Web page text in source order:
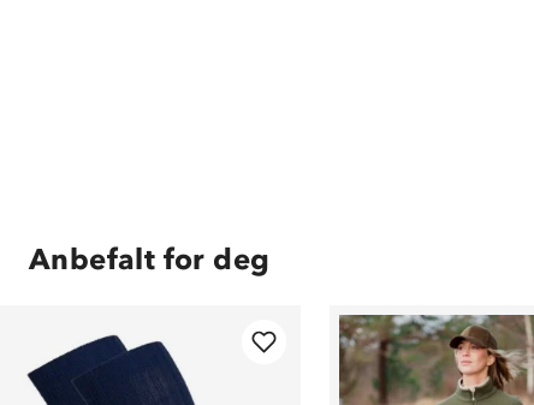
Anbefalt for deg